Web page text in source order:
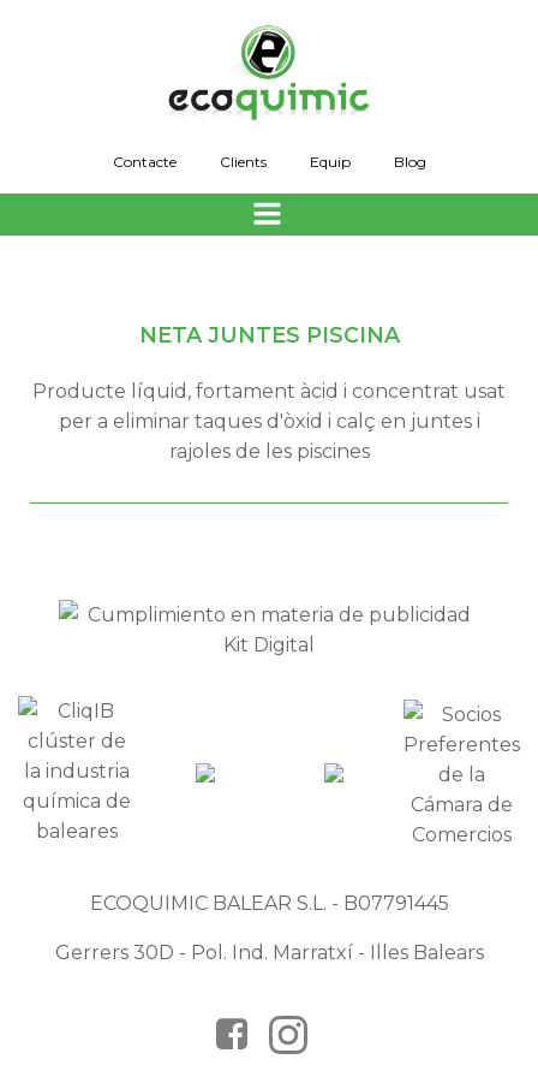
to
content
Contacte Clients Equip Blog
NETA JUNTES PISCINA
Producte líquid, fortament àcid i concentrat usat
per a eliminar taques d'òxid i calç en juntes i
rajoles de les piscines
ECOQUIMIC BALEAR S.L. - B07791445
Gerrers 30D - Pol. Ind. Marratxí - Illes Balears